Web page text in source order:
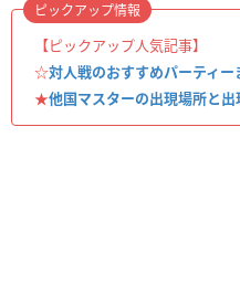
【ピックアップ人気記事】
☆対人戦のおすすめパーティー
★他国マスターの出現場所と出
ピックアップ情報